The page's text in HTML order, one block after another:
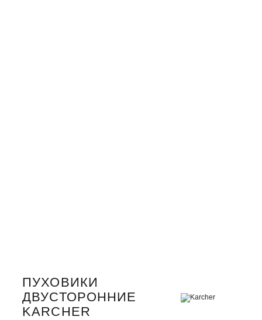
ПУХОВИКИ
ДВУСТОРОННИЕ
KARCHER